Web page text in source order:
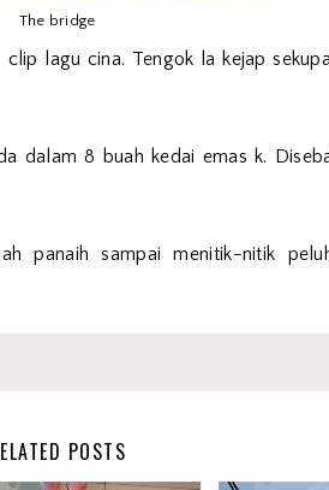
The bridge
lagu cina. Tengok la kejap
dalam 8 buah kedai emas k.
panaih sampai menitik-nitik
POSTS